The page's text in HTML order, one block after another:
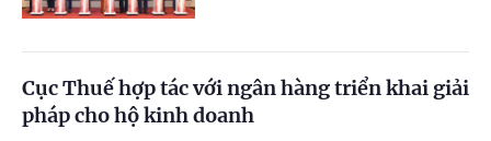
Cục Thuế hợp tác với ngân hàng triển khai giải
pháp cho hộ kinh doanh